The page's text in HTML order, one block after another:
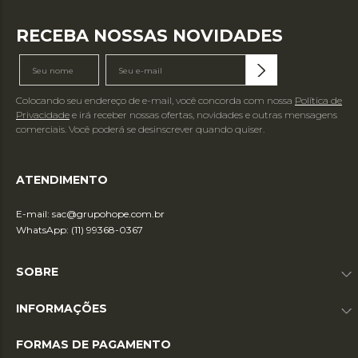
RECEBA NOSSAS NOVIDADES
Colocando seu endereço de e-mail, você concorda com nossa Política de
Privacidade e irá receber nossas ofertas, novidades e outras mensagens
comerciais. Você poderá se desinscrever quando quiser.
ATENDIMENTO
E-mail: sac@grupohope.com.br
WhatsApp: (11) 99368-0367
SOBRE
INFORMAÇÕES
FORMAS DE PAGAMENTO